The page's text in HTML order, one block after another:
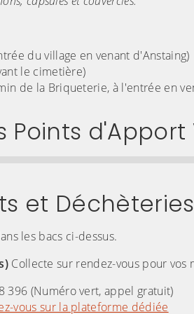
du village en venant d'Anstaing)
le cimetière)
de la Briqueterie, à l'entrée en
Points
et aller au lien qui
et Déchèteries
les bacs ci-dessus.
Collecte sur rendez-vous pour vos
396 (Numéro vert, appel gratuit)
vous sur la plateforme dédiée